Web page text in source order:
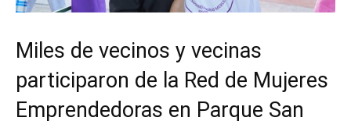
Miles de vecinos y vecinas
participaron de la Red de Mujeres
Emprendedoras en Parque San